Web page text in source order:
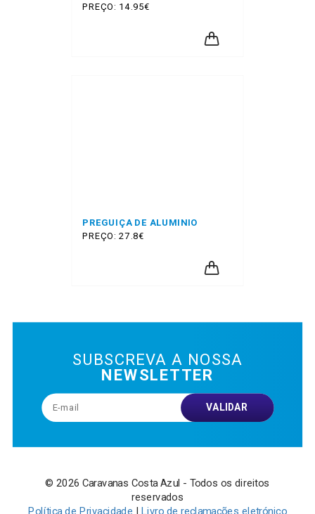
PREÇO: 14.95€
PREGUIÇA DE ALUMINIO
PREÇO: 27.8€
SUBSCREVA A NOSSA
NEWSLETTER
VALIDAR
© 2026 Caravanas Costa Azul - Todos os direitos
reservados
Política de Privacidade Livro de reclamações eletrónico